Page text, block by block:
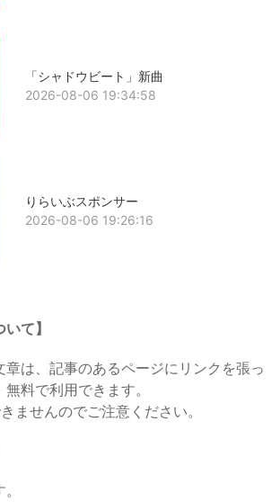
「シャドウビート」新曲
2026-08-06 19:34:58
りらいぶスポンサー
2026-08-06 19:26:16
て】
章は、記事のあるページにリンクを張っ
料で利用できます。
ませんのでご注意ください。